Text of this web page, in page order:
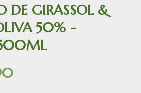
DE GIRASSOL &
50% -